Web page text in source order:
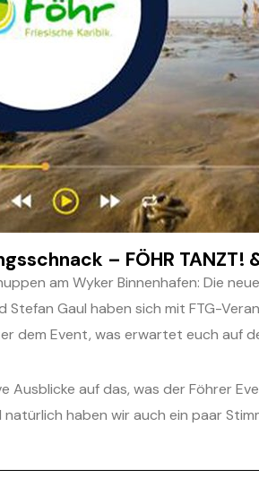
– FÖHR TANZT!
am Wyker Binnenhafen: Die
Stefan Gaul haben sich mit FTG-
dem Event, was erwartet euch auf
Ausblicke auf das, was der Föhrer
natürlich haben wir auch ein paar